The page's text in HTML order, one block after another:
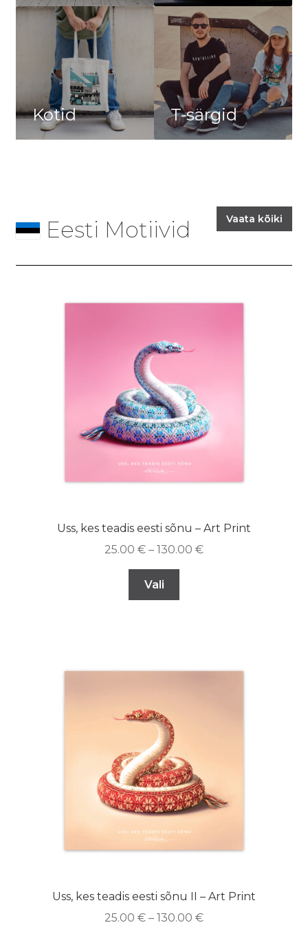
Kotid T-särgid
Eesti Motiivid Vaata kõiki
Uss, kes teadis eesti sõnu – Art Print
25.00 € – 130.00 €
Vali
Uss, kes teadis eesti sõnu II – Art Print
25.00 € – 130.00 €